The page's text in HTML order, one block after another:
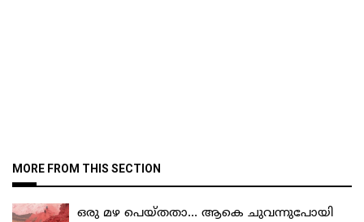
MORE FROM THIS SECTION
ഒരു മഴ പെയ്തതാ… ആകെ ചുവന്നുപോയി